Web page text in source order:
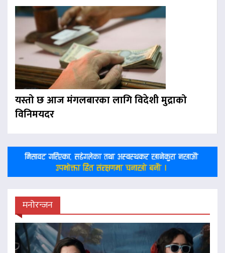
यस्तो छ आज मंगलबारका लागि विदेशी मुद्राको
विनिमयदर
मनोरन्जन